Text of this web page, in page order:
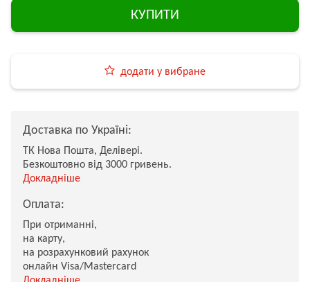
КУПИТИ
додати у вибране
Доставка по Україні:
ТК Нова Пошта, Делівері.
Безкоштовно від 3000 гривень.
Докладніше
Оплата:
При отриманні,
на карту,
на розрахунковий рахунок
онлайн Visa/Mastercard